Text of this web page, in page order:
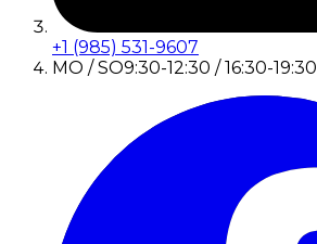
+1 (985) 531-9607
MO / SO9:30-12:30 / 16:30-19:30